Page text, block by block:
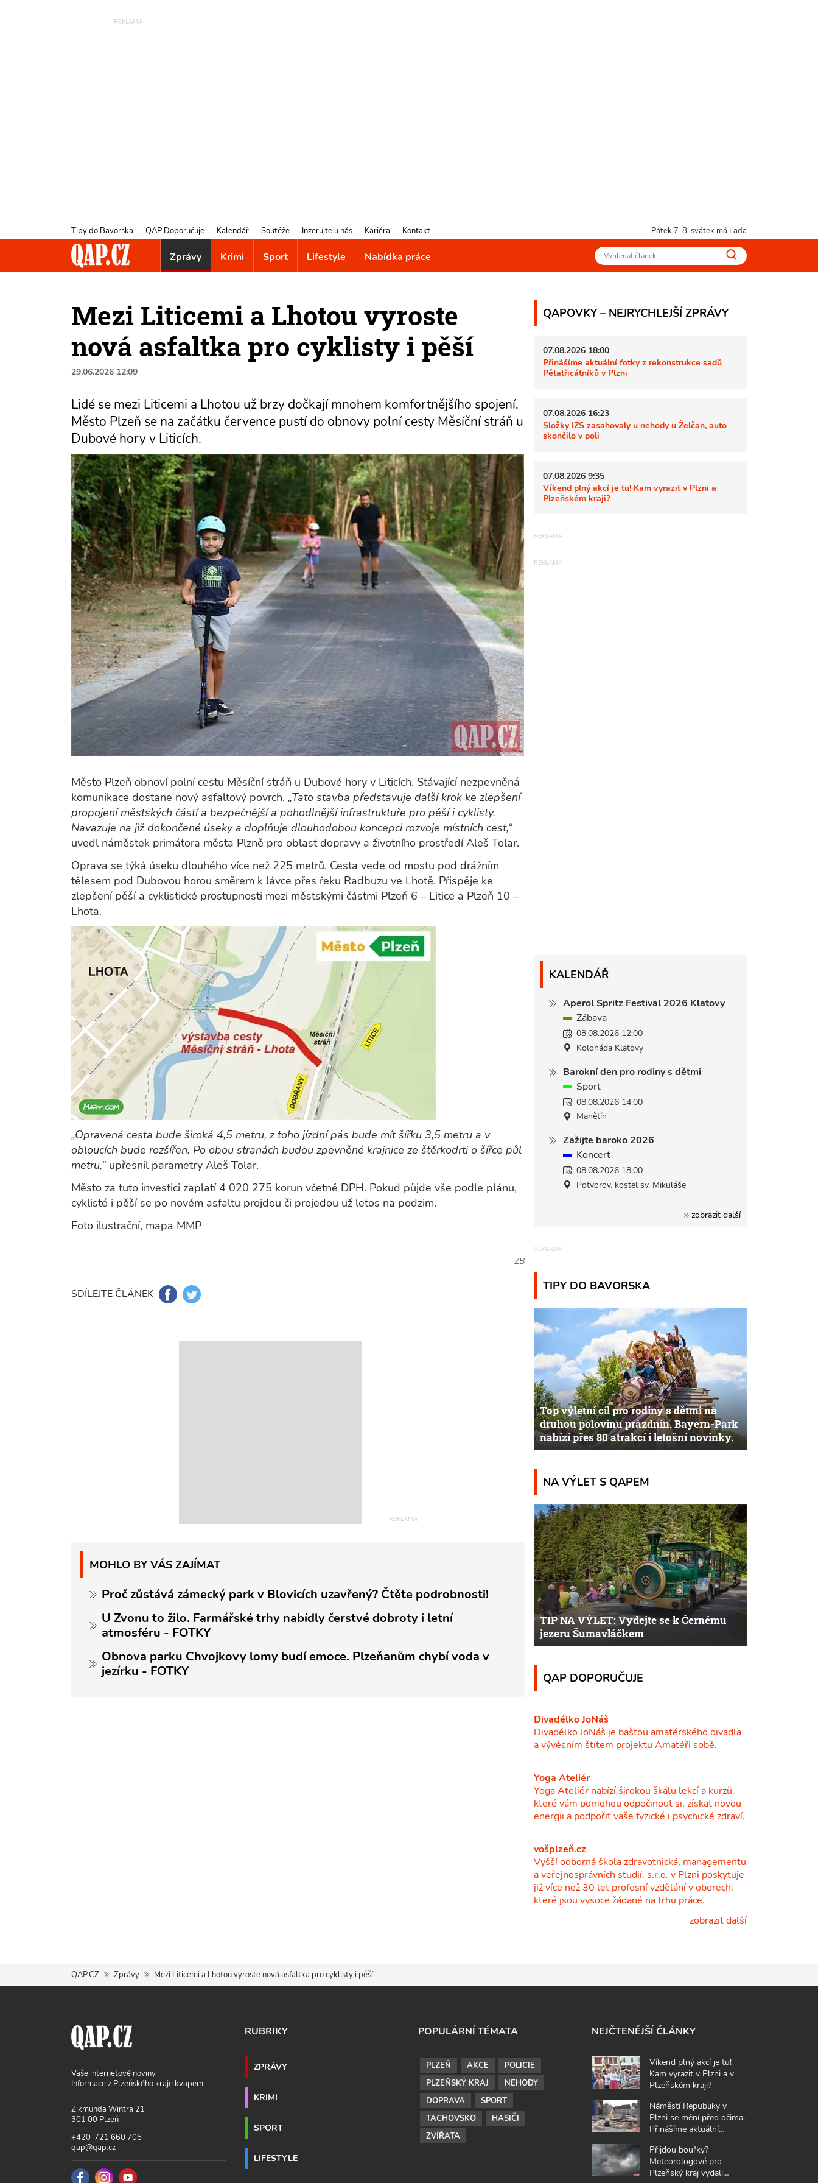
Tipy do Bavorska QAP Doporučuje Kalendář Soutěže Inzerujte u nás Kariéra Kontakt Pátek 7. 8. svátek má Lada
Zprávy Krimi Sport Lifestyle Nabídka práce
Mezi Liticemi a Lhotou vyroste
nová asfaltka pro cyklisty i pěší
29.06.2026 12:09
Lidé se mezi Liticemi a Lhotou už brzy dočkají mnohem komfortnějšího spojení.
Město Plzeň se na začátku července pustí do obnovy polní cesty Měsíční stráň u
Dubové hory v Liticích.
Město Plzeň obnoví polní cestu Měsíční stráň u Dubové hory v Liticích. Stávající nezpevněná
komunikace dostane nový asfaltový povrch. „Tato stavba představuje další krok ke zlepšení
propojení městských částí a bezpečnější a pohodlnější infrastruktuře pro pěší i cyklisty.
Navazuje na již dokončené úseky a doplňuje dlouhodobou koncepci rozvoje místních cest,“
uvedl náměstek primátora města Plzně pro oblast dopravy a životního prostředí Aleš Tolar.
Oprava se týká úseku dlouhého více než 225 metrů. Cesta vede od mostu pod drážním
tělesem pod Dubovou horou směrem k lávce přes řeku Radbuzu ve Lhotě. Přispěje ke
zlepšení pěší a cyklistické prostupnosti mezi městskými částmi Plzeň 6 – Litice a Plzeň 10 –
Lhota.
„Opravená cesta bude široká 4,5 metru, z toho jízdní pás bude mít šířku 3,5 metru a v
obloucích bude rozšířen. Po obou stranách budou zpevněné krajnice ze štěrkodrti o šířce půl
metru,“ upřesnil parametry Aleš Tolar.
Město za tuto investici zaplatí 4 020 275 korun včetně DPH. Pokud půjde vše podle plánu,
cyklisté i pěší se po novém asfaltu projdou či projedou už letos na podzim.
Foto ilustrační, mapa MMP
ZB
SDÍLEJTE ČLÁNEK
MOHLO BY VÁS ZAJÍMAT
Proč zůstává zámecký park v Blovicích uzavřený? Čtěte podrobnosti!
U Zvonu to žilo. Farmářské trhy nabídly čerstvé dobroty i letní
atmosféru - FOTKY
Obnova parku Chvojkovy lomy budí emoce. Plzeňanům chybí voda v
jezírku - FOTKY
QAPOVKY – NEJRYCHLEJŠÍ ZPRÁVY
07.08.2026 18:00
Přinášíme aktuální fotky z rekonstrukce sadů
Pětatřicátníků v Plzni
07.08.2026 16:23
Složky IZS zasahovaly u nehody u Želčan, auto
skončilo v poli
07.08.2026 9:35
Víkend plný akcí je tu! Kam vyrazit v Plzni a
Plzeňském kraji?
KALENDÁŘ
Aperol Spritz Festival 2026 Klatovy
Zábava
08.08.2026 12:00
Kolonáda Klatovy
Barokní den pro rodiny s dětmi
Sport
08.08.2026 14:00
Manětín
Zažijte baroko 2026
Koncert
08.08.2026 18:00
Potvorov, kostel sv. Mikuláše
zobrazit další
TIPY DO BAVORSKA
Top výletní cíl pro rodiny s dětmi na
druhou polovinu prázdnin. Bayern-Park
nabízí přes 80 atrakcí i letošní novinky.
NA VÝLET S QAPEM
TIP NA VÝLET: Vydejte se k Černému
jezeru Šumavláčkem
QAP DOPORUČUJE
Divadélko JoNáš
Divadélko JoNáš je baštou amatérského divadla
a vývěsním štítem projektu Amatéři sobě.
Yoga Ateliér
Yoga Ateliér nabízí širokou škálu lekcí a kurzů,
které vám pomohou odpočinout si, získat novou
energii a podpořit vaše fyzické i psychické zdraví.
vošplzeň.cz
Vyšší odborná škola zdravotnická, managementu
a veřejnosprávních studií, s.r.o. v Plzni poskytuje
již více než 30 let profesní vzdělání v oborech,
které jsou vysoce žádané na trhu práce.
zobrazit další
QAP.CZ Zprávy Mezi Liticemi a Lhotou vyroste nová asfaltka pro cyklisty i pěší
Vaše internetové noviny
Informace z Plzeňského kraje kvapem
Zikmunda Wintra 21
301 00 Plzeň
+420 721 660 705
qap@qap.cz
RUBRIKY
ZPRÁVY
KRIMI
SPORT
LIFESTYLE
POPULÁRNÍ TÉMATA
PLZEŇ AKCE
POLICIE
PLZEŇSKÝ KRAJ
NEHODY
DOPRAVA
SPORT
TACHOVSKO
HASIČI
ZVÍŘATA
NEJČTENĚJŠÍ ČLÁNKY
Víkend plný akcí je tu!
Kam vyrazit v Plzni a v
Plzeňském kraji?
Náměstí Republiky v
Plzni se mění před očima.
Přinášíme aktuální
Přijdou bouřky?
Meteorologové pro
Plzeňský kraj vydali